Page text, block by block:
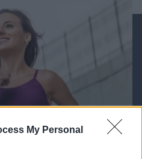
My Personal